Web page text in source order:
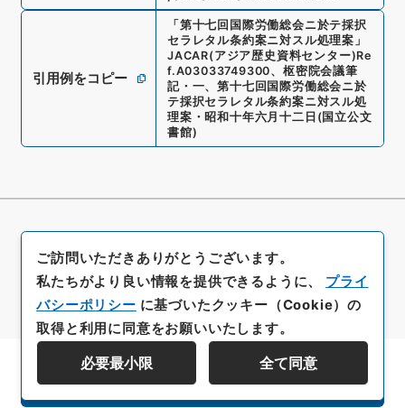
引用例をコピー
「 第十七回国際労働総会ニ於テ採択
セラレタル条約案ニ対スル処理案 」
JACAR(アジア歴史資料センター)Re
f.A03033749300、 枢密院会議筆
記・一、第十七回国際労働総会ニ於
テ採択セラレタル条約案ニ対スル処
理案・昭和十年六月十二日 (国立公文
書館)
資料群階層を表示する
ご訪問いただきありがとうございます。
私たちがより良い情報を提供できるように、 プライ
バシーポリシー に基づいたクッキー（Cookie）の
取得と利用に同意をお願いいたします。
必要最小限 全て同意